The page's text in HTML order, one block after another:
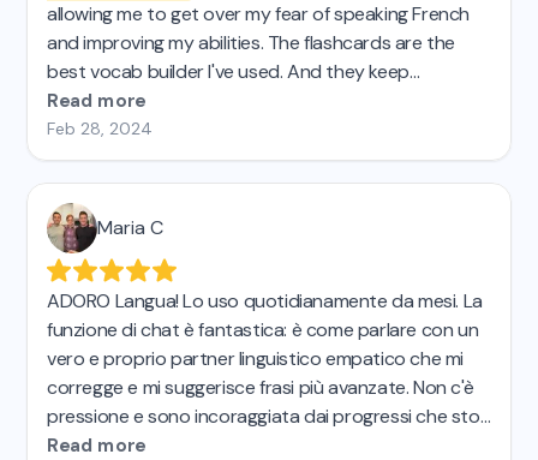
allowing me to get over my fear of speaking French
and improving my abilities. The flashcards are the
best vocab builder I've used. And they keep
improving the platform, which is AWESOME! 🤩
Read more
Feb 28, 2024
Maria C
ADORO Langua! Lo uso quotidianamente da mesi. La
funzione di chat è fantastica: è come parlare con un
vero e proprio partner linguistico empatico che mi
corregge e mi suggerisce frasi più avanzate. Non c'è
pressione e sono incoraggiata dai progressi che sto
facendo sia con il mio tedesco intermedio che con il
Read more